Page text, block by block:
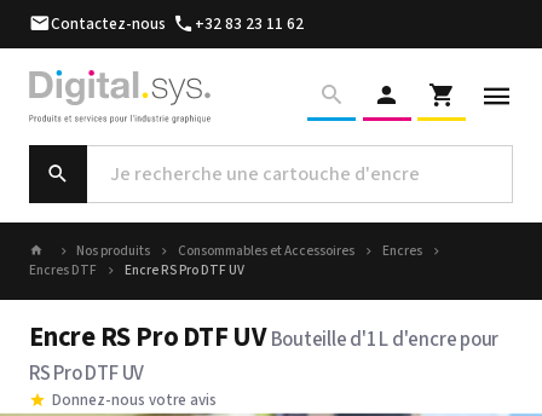
Contactez-nous +32 83 23 11 62
Nos produits Consommables et Accessoires
Encres
Encres DTF
Encre RS Pro DTF UV
Encre RS Pro DTF UVBouteille d'1 L d'encre pour
RS Pro DTF UV
Donnez-nous votre avis